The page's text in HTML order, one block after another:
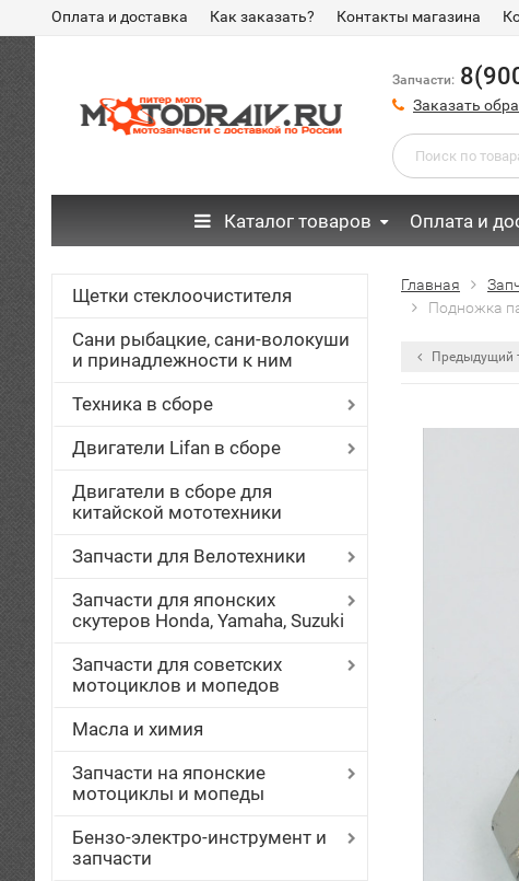
Оплата и доставка Как заказать? Контакты магазина
Запчасти:
Заказать
Каталог товаров Оплата и
Щетки стеклоочистителя
Сани рыбацкие, сани-волокуши
и принадлежности к ним
Техника в сборе
Двигатели Lifan в сборе
Двигатели в сборе для
китайской мототехники
Запчасти для Велотехники
Запчасти для японских
скутеров Honda, Yamaha, Suzuki
Запчасти для советских
мотоциклов и мопедов
Масла и химия
Запчасти на японские
мотоциклы и мопеды
Бензо-электро-инструмент и
запчасти
Главная
Подножка
Предыдущий